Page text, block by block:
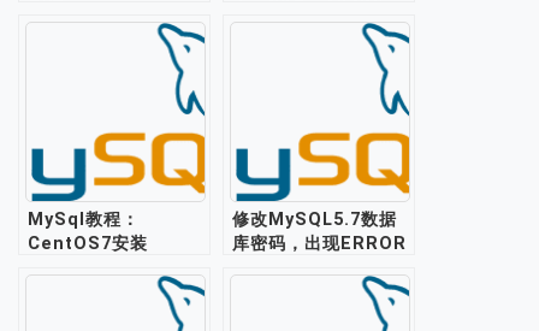
MySql教程：
CentOS7安装
修改MySQL5.7数据
库密码，出现ERROR